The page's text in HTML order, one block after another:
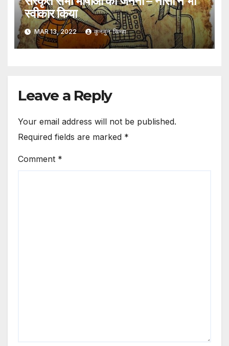
स्वीकार किया
MAR 13, 2022 कुनमुन सिन्हा
Leave a Reply
Your email address will not be published.
Required fields are marked *
Comment *